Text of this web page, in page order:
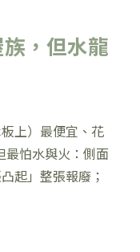
，但水龍
上）最便宜、花
怕水與火：側面
起」整張報廢；